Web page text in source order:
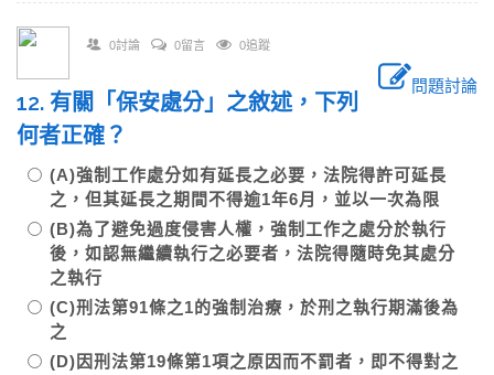
0討論 0留言 0追蹤
問題討論
12. 有關「保安處分」之敘述，下列
何者正確？
(A)強制工作處分如有延長之必要，法院得許可延長
之，但其延長之期間不得逾1年6月，並以一次為限
(B)為了避免過度侵害人權，強制工作之處分於執行
後，如認無繼續執行之必要者，法院得隨時免其處分
之執行
(C)刑法第91條之1的強制治療，於刑之執行期滿後為
之
(D)因刑法第19條第1項之原因而不罰者，即不得對之